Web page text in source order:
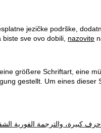
jezičke podrške,
biste sve ovo dobili, nazovite
, eine größere Schriftart, eine
gestellt. Um eines dieser
كبيرة، والترجمة الفورية